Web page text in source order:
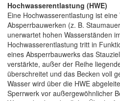
Hochwasserentlastung (HWE)
Eine Hochwasserentlastung ist
Absperrbauwerken (z. B.
unerwartet hohen Wasserständen
Hochwasserentlastung tritt in
eines Absperrbauwerks das
verstärkte, außer der Reihe
überschreitet und das Becken voll
Wasser wird über die HWE
Sperrwerk vor außergewöhnlicher